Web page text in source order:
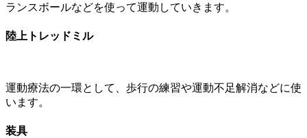
ランスボールなどを使って運動していきます。
陸上トレッドミル
運動療法の一環として、歩行の練習や運動不足解消などに使
います。
装具